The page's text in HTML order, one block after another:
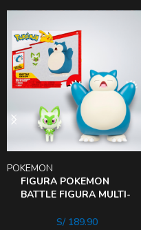
FIGURA POKEMON
BATTLE FIGURA MULTI-
RONFLEx
POKEMON
S/189.90